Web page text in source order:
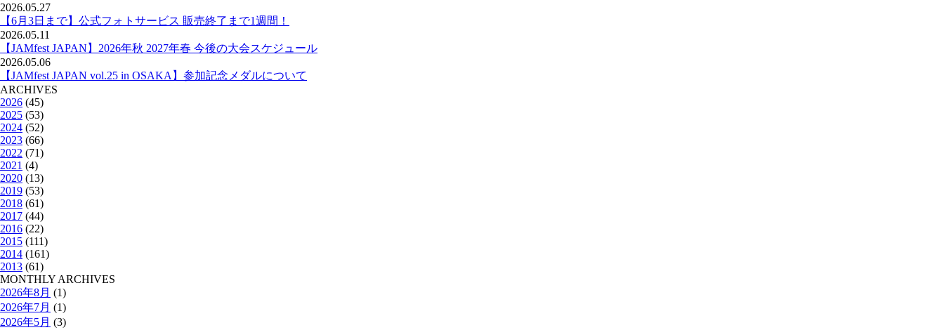
2026.05.27
【6月3日まで】公式フォトサービス 販売終了まで1週間！
2026.05.11
【JAMfest JAPAN】2026年秋 2027年春 今後の大会スケジュール
2026.05.06
【JAMfest JAPAN vol.25 in OSAKA】参加記念メダルについて
ARCHIVES
2026 (45)
2025 (53)
2024 (52)
2023 (66)
2022 (71)
2021 (4)
2020 (13)
2019 (53)
2018 (61)
2017 (44)
2016 (22)
2015 (111)
2014 (161)
2013 (61)
MONTHLY ARCHIVES
2026年8月 (1)
2026年7月 (1)
2026年5月 (3)